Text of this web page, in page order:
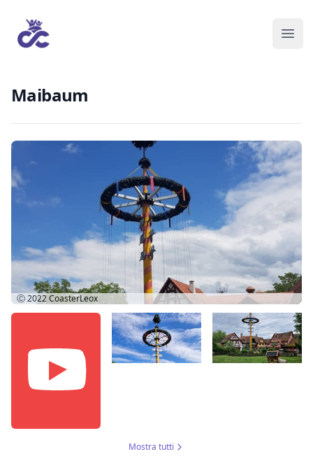
Maibaum
Ⓒ 2022CoasterLeox
Mostra tutti